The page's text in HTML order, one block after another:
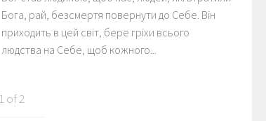
Бога, рай, безсмертя повернути до Себе. Він
приходить в цей світ, бере гріхи всього
людства на Себе, щоб кожного...
of 2